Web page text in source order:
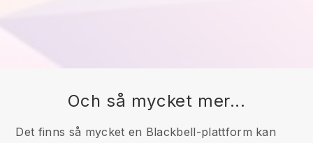
Och så mycket mer...
Det finns så mycket en Blackbell-plattform kan